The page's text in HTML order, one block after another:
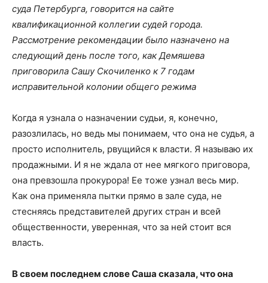
суда Петербурга, говорится на сайте
квалификационной коллегии судей города.
Рассмотрение рекомендации было назначено на
следующий день после того, как Демяшева
приговорила Сашу Скочиленко к 7 годам
исправительной колонии общего режима
Когда я узнала о назначении судьи, я, конечно,
разозлилась, но ведь мы понимаем, что она не судья, а
просто исполнитель, рвущийся к власти. Я называю их
продажными. И я не ждала от нее мягкого приговора,
она превзошла прокурора! Ее тоже узнал весь мир.
Как она применяла пытки прямо в зале суда, не
стесняясь представителей других стран и всей
общественности, уверенная, что за ней стоит вся
власть.
В своем последнем слове Саша сказала, что она